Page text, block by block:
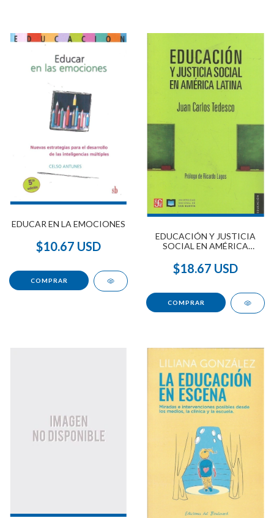
EDUCAR EN LA EMOCIONES
$10.67 USD
EDUCACIÓN Y JUSTICIA
SOCIAL EN AMÉRICA
$18.67 USD